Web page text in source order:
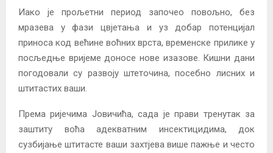
Иако је прољетни период започео повољно, без
мразева у фази цвјетања и уз добар потенцијал
приноса код већине воћних врста, временске прилике у
посљедње вријеме доносе нове изазове. Кишни дани
погодовали су развоју штеточина, посебно лисних и
штитастих ваши.
Према ријечима Јовичића, сада је прави тренутак за
заштиту воћа адекватним инсектицидима, док
сузбијање штитасте ваши захтјева више пажње и често